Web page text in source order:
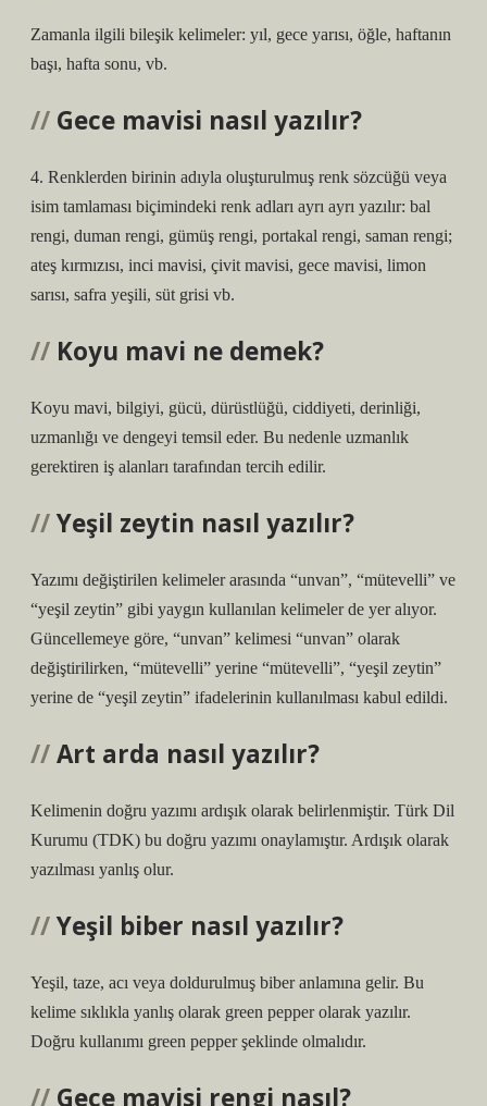
Zamanla ilgili bileşik kelimeler: yıl, gece yarısı, öğle, haftanın
başı, hafta sonu, vb.
Gece mavisi nasıl yazılır?
4. Renklerden birinin adıyla oluşturulmuş renk sözcüğü veya
isim tamlaması biçimindeki renk adları ayrı ayrı yazılır: bal
rengi, duman rengi, gümüş rengi, portakal rengi, saman rengi;
ateş kırmızısı, inci mavisi, çivit mavisi, gece mavisi, limon
sarısı, safra yeşili, süt grisi vb.
Koyu mavi ne demek?
Koyu mavi, bilgiyi, gücü, dürüstlüğü, ciddiyeti, derinliği,
uzmanlığı ve dengeyi temsil eder. Bu nedenle uzmanlık
gerektiren iş alanları tarafından tercih edilir.
Yeşil zeytin nasıl yazılır?
Yazımı değiştirilen kelimeler arasında “unvan”, “mütevelli” ve
“yeşil zeytin” gibi yaygın kullanılan kelimeler de yer alıyor.
Güncellemeye göre, “unvan” kelimesi “unvan” olarak
değiştirilirken, “mütevelli” yerine “mütevelli”, “yeşil zeytin”
yerine de “yeşil zeytin” ifadelerinin kullanılması kabul edildi.
Art arda nasıl yazılır?
Kelimenin doğru yazımı ardışık olarak belirlenmiştir. Türk Dil
Kurumu (TDK) bu doğru yazımı onaylamıştır. Ardışık olarak
yazılması yanlış olur.
Yeşil biber nasıl yazılır?
Yeşil, taze, acı veya doldurulmuş biber anlamına gelir. Bu
kelime sıklıkla yanlış olarak green pepper olarak yazılır.
Doğru kullanımı green pepper şeklinde olmalıdır.
Gece mavisi rengi nasıl?